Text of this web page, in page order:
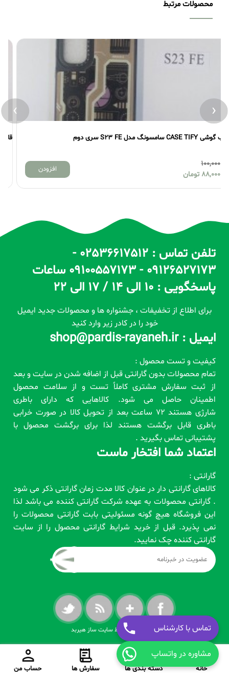
محصولات مرتبط
افزودن
قاب گوشی CASE TIFY سامسونگ مدل S23 FE سری اول
‹
›
تماس با کارشناس
مشاوره در واتساپ
تلفن تماس : 02536617512 -
09126527173 - 09100557173 ساعات
پاسخگویی : 10 الی 14 / 17 الی 22
برای اطلاع از تخفیفات ، جشنواره ها و محصولات جدید ایمیل
خود را در کادر زیر وارد کنید
ایمیل : shop@pardis-rayaneh.ir
کیفیت و تست محصول :
تمام محصولات بدون گارانتی قبل از اضافه شدن در سایت و بعد
از ثبت سفارش مشتری کاملاً تست و از سلامت محصول
اطمینان حاصل می شود. کالاهایی که دارای باطری
شارژی هستند 72 ساعت بعد از تحویل کالا در صورت خرابی
باطری قابل برگشت هستند لذا برای برگشت محصول با
پشتیبانی تماس بگیرید .
اعتماد شما افتخار ماست
گارانتی :
کالاهای گارانتی دار در عنوان کالا مدت زمان گارانتی ذکر می شود
. گارانتی محصولات به عهده شرکت گارانتی کننده می باشد لذا
این فروشگاه هیچ گونه مسئولیتی بابت گارانتی محصولات را
نمی پذیرد. قبل از خرید شرایط گارانتی محصول را از سایت
گارانتی کننده چک نمایید.
طراحی شده توسط سایت ساز هیربد
تکمیل فرایند خرید (
0
)
خانه دسته بندی ها سفارش ها حساب من